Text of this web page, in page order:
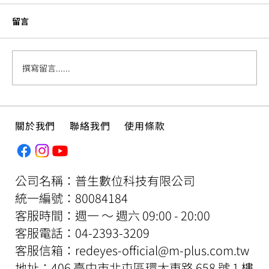
繪本介紹 ——《在我被吃掉以前》
留言
撰寫留言......
關於我們 聯絡我們 使用條款
公司名稱：普生數位科技有限公司
​統一編號：80084184
客服時間：週一 ～ 週六 09:00 - 20:00
​客服電話：04-2393-3209
客服信箱： redeyes-official@m-plus.com.tw